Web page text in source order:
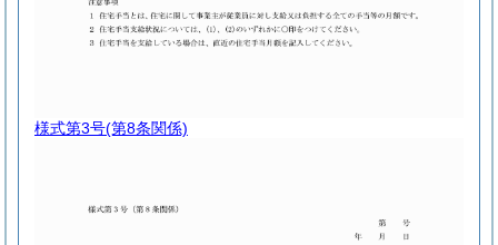
様式第3号(第8条関係)